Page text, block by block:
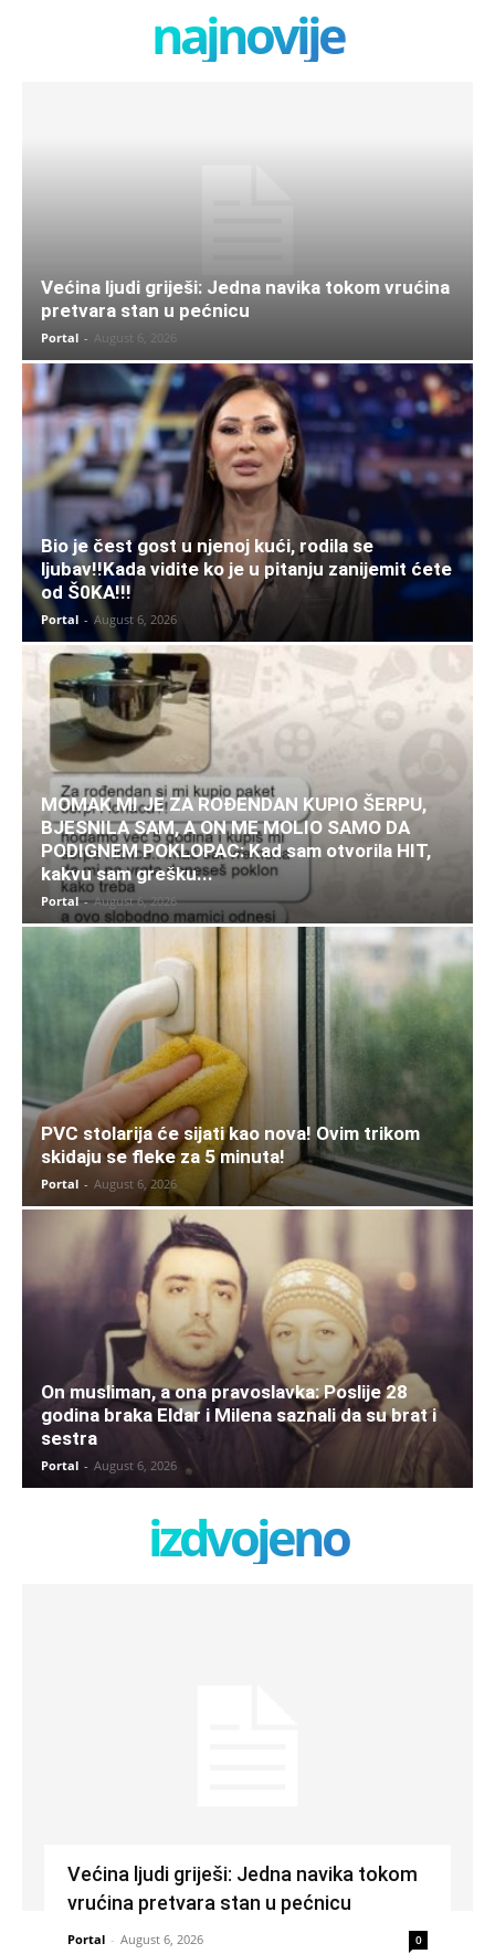
najnovije
Većina ljudi griješi: Jedna navika tokom vrućina
pretvara stan u pećnicu
Portal - August 6, 2026
Bio je čest gost u njenoj kući, rodila se
ljubav!!Kada vidite ko je u pitanju zanijemit ćete
od Š0KA!!!
Portal - August 6, 2026
MOMAK MI JE ZA ROĐENDAN KUPIO ŠERPU,
BJESNILA SAM, A ON ME MOLIO SAMO DA
PODIGNEM POKLOPAC: Kad sam otvorila HIT,
kakvu sam grešku...
Portal - August 6, 2026
PVC stolarija će sijati kao nova! Ovim trikom
skidaju se fleke za 5 minuta!
Portal - August 6, 2026
On musliman, a ona pravoslavka: Poslije 28
godina braka Eldar i Milena saznali da su brat i
sestra
Portal - August 6, 2026
izdvojeno
Većina ljudi griješi: Jedna navika tokom
vrućina pretvara stan u pećnicu
Portal - August 6, 2026 0